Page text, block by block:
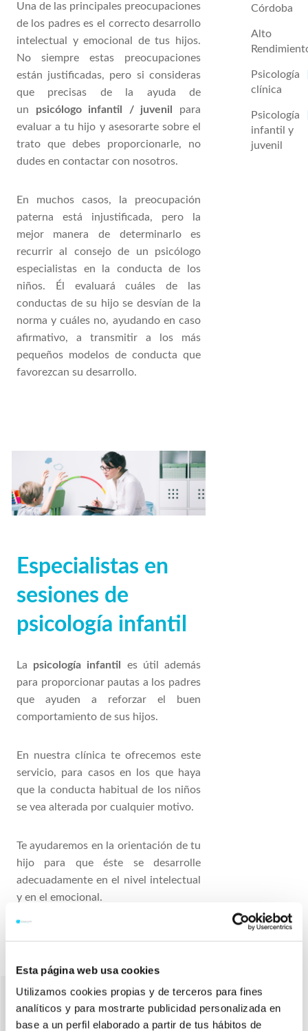
Esta página web usa cookies
Utilizamos cookies propias y de terceros para fines
analíticos y para mostrarte publicidad personalizada en
base a un perfil elaborado a partir de tus hábitos de
Una de las principales preocupaciones
de los padres es el correcto desarrollo
intelectual y emocional de tus hijos.
No siempre estas preocupaciones
están justificadas, pero si consideras
que precisas de la ayuda de
un psicólogo infantil / juvenil para
evaluar a tu hijo y asesorarte sobre el
trato que debes proporcionarle, no
dudes en contactar con nosotros.
En muchos casos, la preocupación
paterna está injustificada, pero la
mejor manera de determinarlo es
recurrir al consejo de un psicólogo
especialistas en la conducta de los
niños. Él evaluará cuáles de las
conductas de su hijo se desvían de la
norma y cuáles no, ayudando en caso
afirmativo, a transmitir a los más
pequeños modelos de conducta que
favorezcan su desarrollo.
Especialistas en
sesiones de
psicología infantil
La psicología infantil es útil además
para proporcionar pautas a los padres
que ayuden a reforzar el buen
comportamiento de sus hijos.
En nuestra clínica te ofrecemos este
servicio, para casos en los que haya
que la conducta habitual de los niños
se vea alterada por cualquier motivo.
Te ayudaremos en la orientación de tu
hijo para que éste se desarrolle
adecuadamente en el nivel intelectual
y en el emocional.
Conoce nuestros
Córdoba
Alto
Psicología
clínica
Psicología
infantil y
juvenil